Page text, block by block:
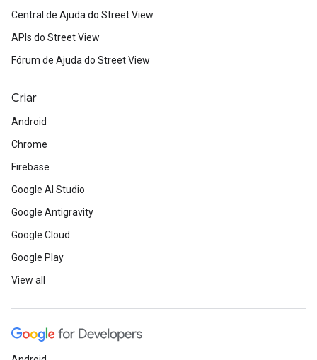
Central de Ajuda do Street View
APIs do Street View
Fórum de Ajuda do Street View
Criar
Android
Chrome
Firebase
Google AI Studio
Google Antigravity
Google Cloud
Google Play
View all